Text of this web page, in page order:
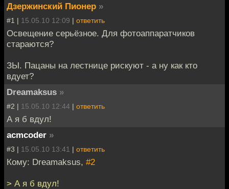
Дзержинский Пионер »
#1 | 15.05.10 12:09 | ответить
Освещение серьёзное. Для фотоаппаратчиков
стараются?
ЗЫ. Пацаны на лестнице рискуют - а ну как кто
вдует?
Dreamaksus »
#2 | 15.05.10 12:44 | ответить
А я б вдул!
acmcoder »
#3 | 15.05.10 13:41 | ответить
Кому: Dreamaksus, #2
> А я б вдул!